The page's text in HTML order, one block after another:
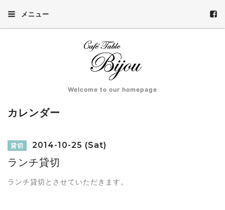
メニュー
Welcome to our homepage
カレンダー
貸切 2014-10-25 (Sat)
ランチ貸切
ランチ貸切とさせていただきます。